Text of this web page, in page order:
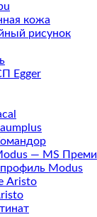
кожа
рисунок
Egger
— MS
Modus
Aristo